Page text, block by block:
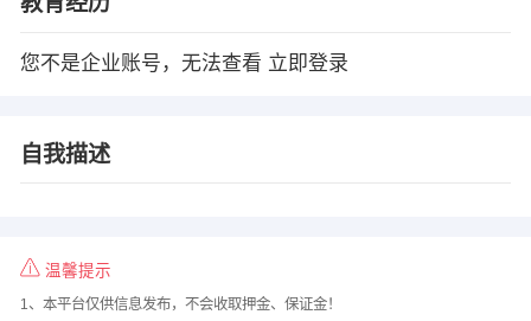
您不是企业账号，无法查看 立即登录
自我描述
温馨提示
1、本平台仅供信息发布，不会收取押金、保证金！